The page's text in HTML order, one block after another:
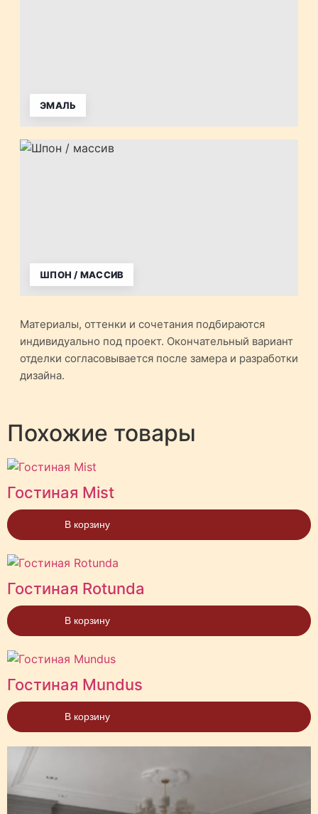
ЭМАЛЬ
ШПОН / МАССИВ
Материалы, оттенки и сочетания подбираются
индивидуально под проект. Окончательный вариант
отделки согласовывается после замера и разработки
дизайна.
Похожие товары
Гостиная Mist
В корзину
Гостиная Rotunda
В корзину
Гостиная Mundus
В корзину